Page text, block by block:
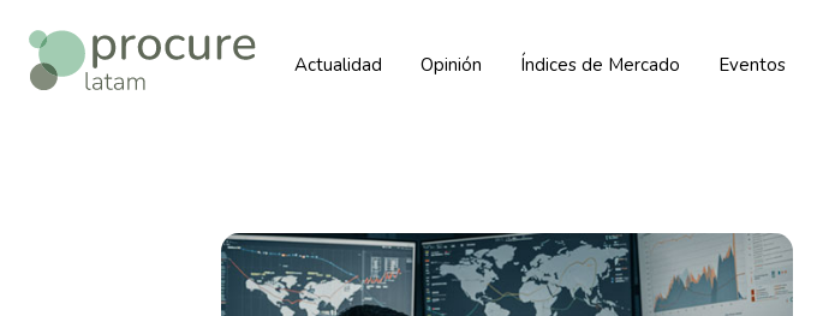
Actualidad Opinión Índices de Mercado Eventos